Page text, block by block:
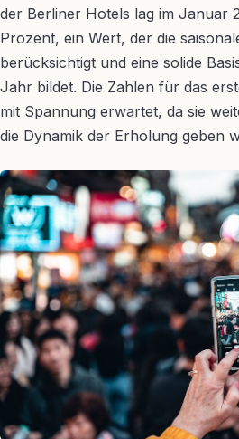
der Berliner Hotels lag im Januar
Prozent, ein Wert, der die
berücksichtigt und eine solide
Jahr bildet. Die Zahlen für das
mit Spannung erwartet, da sie
die Dynamik der Erholung geben